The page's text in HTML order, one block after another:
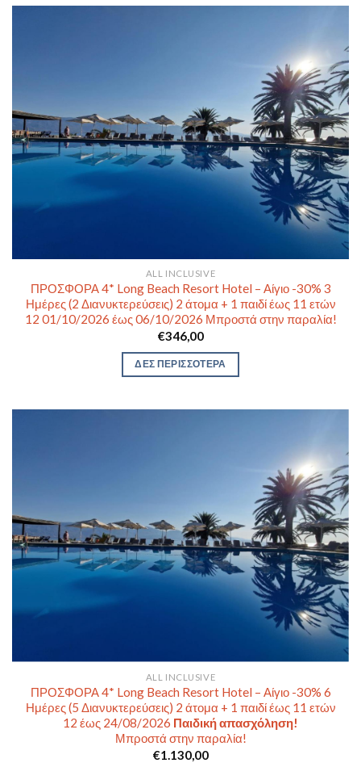
ALL INCLUSIVE
ΠΡΟΣΦΟΡΑ 4* Long Beach Resort Hotel – Αίγιο -30% 3
Ημέρες (2 Διανυκτερεύσεις) 2 άτομα + 1 παιδί έως 11 ετών
12 01/10/2026 έως 06/10/2026 Μπροστά στην παραλία!
€346,00
ΔΕΣ ΠΕΡΙΣΣΟΤΕΡΑ
ALL INCLUSIVE
ΠΡΟΣΦΟΡΑ 4* Long Beach Resort Hotel – Αίγιο -30% 6
Ημέρες (5 Διανυκτερεύσεις) 2 άτομα + 1 παιδί έως 11 ετών
12 έως 24/08/2026 Παιδική απασχόληση!
Μπροστά στην παραλία!
€1.130,00